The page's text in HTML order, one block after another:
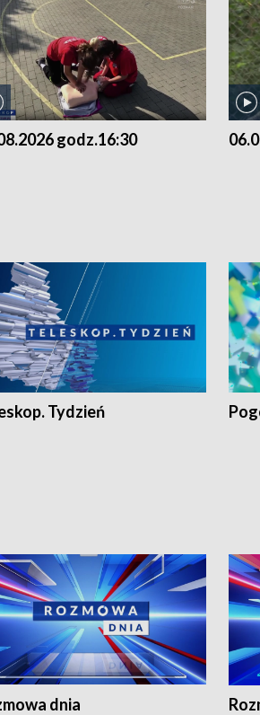
godz.16:30
Tydzień
dnia